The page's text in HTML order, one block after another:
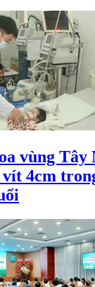
vùng Tây
4cm